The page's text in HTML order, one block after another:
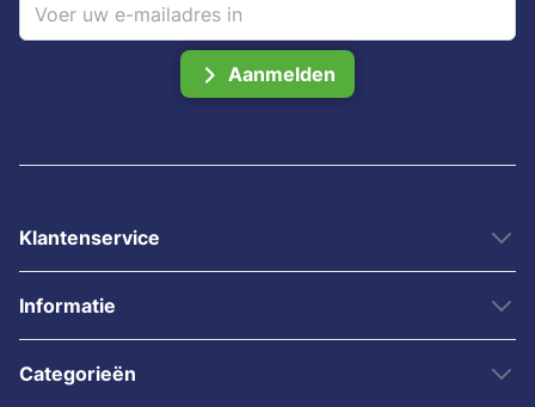
Aanmelden
Klantenservice
Informatie
Categorieën